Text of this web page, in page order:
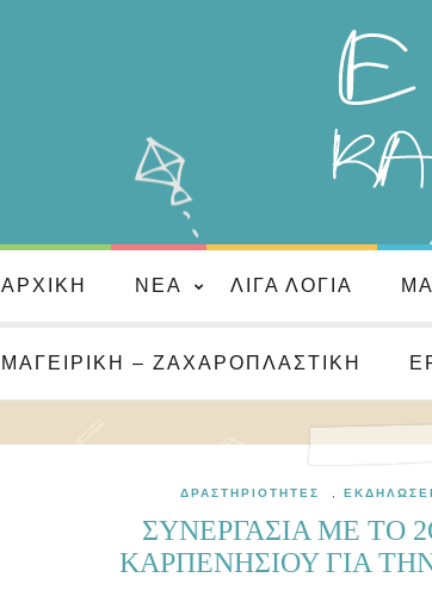
ΑΡΧΙΚΉ ΝΈΑ ΛΊΓΑ ΛΌΓΙΑ
ΜΑΓΕΙΡΙΚΉ – ΖΑΧΑΡΟΠΛΑΣΤΙΚΉ
ΔΡΑΣΤΗΡΙΌΤΗΤΕΣ
ΣΥΝΕΡΓΑΣΊΑ ΜΕ ΤΟ
ΚΑΡΠΕΝΗΣΙΟΥ ΓΙΑ